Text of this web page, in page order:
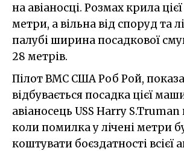
на авіаносці. Розмах крила
метри, а вільна від споруд та
палубі ширина посадкової
28 метрів.
Пілот ВМС США Роб Рой,
відбувається посадка цієї
авіаносець USS Harry
коли помилка у лічені метри
коштувати боєздатності всієї